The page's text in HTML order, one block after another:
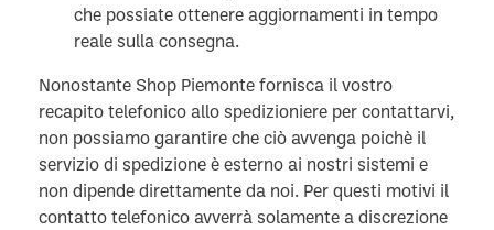
che possiate ottenere aggiornamenti in tempo
reale sulla consegna.
Nonostante Shop Piemonte fornisca il vostro
recapito telefonico allo spedizioniere per contattarvi,
non possiamo garantire che ciò avvenga poichè il
servizio di spedizione è esterno ai nostri sistemi e
non dipende direttamente da noi. Per questi motivi il
contatto telefonico avverrà solamente a discrezione